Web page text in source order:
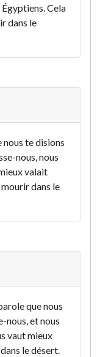
Cela
dans le
nous te disions
nous, nous
valait
dans le
que nous
nous, et nous
vaut mieux
le désert.